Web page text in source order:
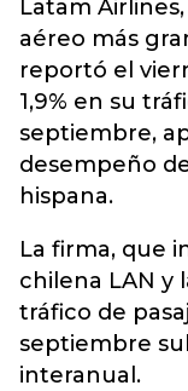
Latam
aéreo más
reportó el
1,9% en su
septiembre,
desempeño
hispana.
La firma, que
chilena LAN y
tráfico de
septiembre
interanual.